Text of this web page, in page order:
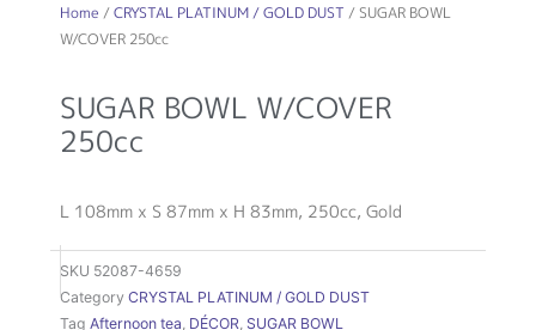
Home /CRYSTAL PLATINUM / GOLD DUST / SUGAR BOWL
W/COVER 250cc
SUGAR BOWL W/COVER
250cc
L 108mm x S 87mm x H 83mm, 250cc, Gold
SKU 52087-4659
Category CRYSTAL PLATINUM / GOLD DUST
Tag Afternoon tea DÉCOR SUGAR BOWL